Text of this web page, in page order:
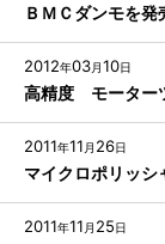
ＢＭＣダンモを発
2012年03月10日
高精度 モータ
2011年11 月 26日
マイクロポリッシ
2011年11 月 25日